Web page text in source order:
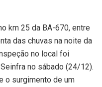
km 25 da BA-670, entre
das chuvas na noite da
no local foi
no sábado (24/12).
o surgimento de um